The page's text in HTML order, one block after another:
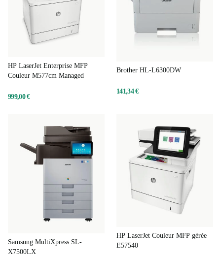
HP LaserJet Enterprise MFP
Couleur M577cm Managed
999,00 €
Brother HL-L6300DW
141,34 €
Samsung MultiXpress SL-
X7500LX
HP LaserJet Couleur MFP gérée
E57540